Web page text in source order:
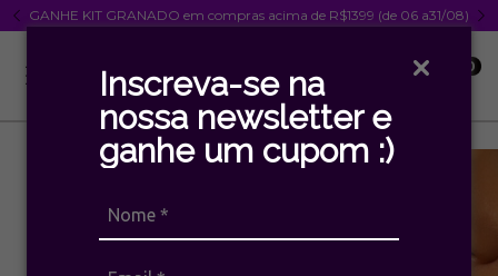
Inscreva-se na
nossa newsletter e
ganhe um cupom :)
GANHE KIT GRANADO em compras acima de R$1399 (de 06 a31/08)
0